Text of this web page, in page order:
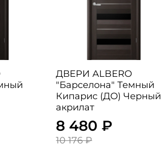
ДВЕРИ ALBERO
"Барселона" Темный
Кипарис (ДО) Черный
акрилат
8 480 ₽
10 176 ₽